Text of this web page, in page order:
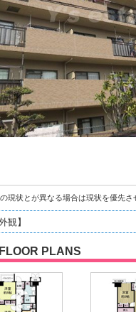
現状とが異なる場合は現状を優先さ
観】
FLOOR PLANS